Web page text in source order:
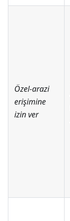
Özel-arazi
erişimine
izin ver